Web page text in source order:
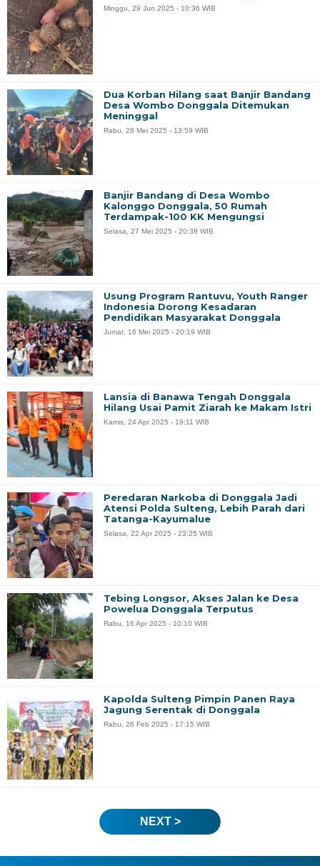
Minggu, 29 Jun 2025 - 10:36 WIB
Dua Korban Hilang saat Banjir Bandang
Desa Wombo Donggala Ditemukan
Meninggal
Rabu, 28 Mei 2025 - 13:59 WIB
Banjir Bandang di Desa Wombo
Kalonggo Donggala, 50 Rumah
Terdampak-100 KK Mengungsi
Selasa, 27 Mei 2025 - 20:38 WIB
Usung Program Rantuvu, Youth Ranger
Indonesia Dorong Kesadaran
Pendidikan Masyarakat Donggala
Jumat, 16 Mei 2025 - 20:19 WIB
Lansia di Banawa Tengah Donggala
Hilang Usai Pamit Ziarah ke Makam Istri
Kamis, 24 Apr 2025 - 19:11 WIB
Peredaran Narkoba di Donggala Jadi
Atensi Polda Sulteng, Lebih Parah dari
Tatanga-Kayumalue
Selasa, 22 Apr 2025 - 23:25 WIB
Tebing Longsor, Akses Jalan ke Desa
Powelua Donggala Terputus
Rabu, 16 Apr 2025 - 10:10 WIB
Kapolda Sulteng Pimpin Panen Raya
Jagung Serentak di Donggala
Rabu, 26 Feb 2025 - 17:15 WIB
NEXT >